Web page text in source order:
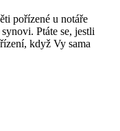
pořízené u notáře
Ptáte se, jestli
když Vy sama